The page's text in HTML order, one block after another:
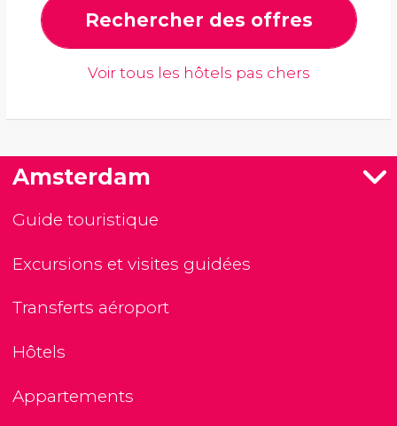
Rechercher des offres
Voir tous les hôtels pas chers
Amsterdam
Guide touristique
Excursions et visites guidées
Transferts aéroport
Hôtels
Appartements